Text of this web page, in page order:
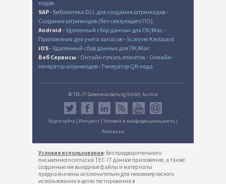
кодов
SAP- Библиотека DLL для создания штрихкодов-
Создание штрихкодов (без связующего ПО)
Android -Удаленный сбор данных для ПК/Mac -
Приложения для учета запасов- Scanner Keyboard
iOS-Удаленный сбор данных для ПК/Mac
Веб Сервисы - Онлайн печать этикеток- Онлайн-
генератор штрихкодов- Генератор QR-кода
© TEC-IT Datenverarbeitung GmbH, Austria
Карта сайта | Импринт | Условия и конфиденциальность |
Контакты
Условия использования: Без предварительного
письменного согласия TEC-IT данное приложение, а также
созданные им выходные файлы и материалы
предназначены исключительно для некоммерческого
использования в целях тестирования в